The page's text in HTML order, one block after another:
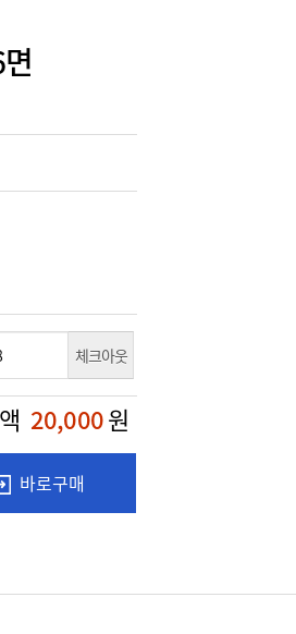
체크아웃
20,000원
바로구매